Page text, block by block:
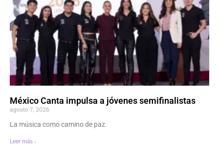
México Canta impulsa a jóvenes semifinalistas
agosto 7, 2026
La música como camino de paz.
Leer más ›